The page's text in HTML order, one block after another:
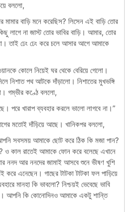
বললো,
বাড়ি মনে করেছিস? লিসেন এই বাড়ি তোর
লাগে না জাস্ট তোর ভাবির বাড়ি। আমার, তোর
তাই ঢেং ঢেং করে চলে আসার আগে আমাকে
কোলে নিয়েই ঘর থেকে বেরিয়ে গেলো।
নিশাত পথ আটকে দাঁড়ালো। নিশাতের মুখভঙ্গি
গম্ভীর কণ্ঠে বললো,
পরে খারাপ ব্যবহার করলে ভালো লাগবে না।”
মতোই দাঁড়িয়ে আছে। খানিকপর বললো,
সবসময় আমাকে ছোট করে ঠিক কি মজা পান?
ও কাল রাতেই আমাকে ফোন করে বলেছে এখানে
ননদ আর ননদের জামাই আসবে শুনে ভীষণ খুশি
এনেছেন। গাছের টাটকা টাটকা ফল পাড়িয়ে
মানহা কি ভাবলো? নিশ্চয়ই ভেবেছে ভাবি
আপনি কি কোনোদিনও আমাকে একটু শান্তি